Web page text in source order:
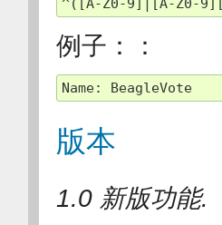
例子：：
Name: BeagleVote
版本
1.0 新版功能.